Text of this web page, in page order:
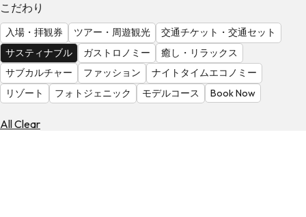
る
気
を
見
る
こだわり
入場・拝観券 ツアー・周遊観光
交通チケット・交通セット
サスティナブル
ガストロノミー
癒し・リラックス
サブカルチャー
ファッション
ナイトタイムエコノミー
リゾート
フォトジェニック モデルコース Book Now
All Clear